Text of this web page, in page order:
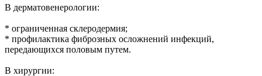
В дерматовенерологии:
* ограниченная склеродермия;
* профилактика фиброзных осложнений инфекций,
передающихся половым путем.
В хирургии: